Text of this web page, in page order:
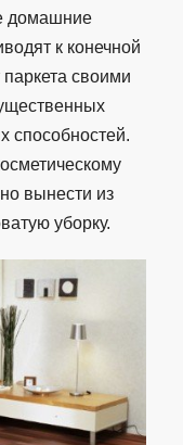
домашние
к конечной
своими
способностей.
вынести из
уборку.